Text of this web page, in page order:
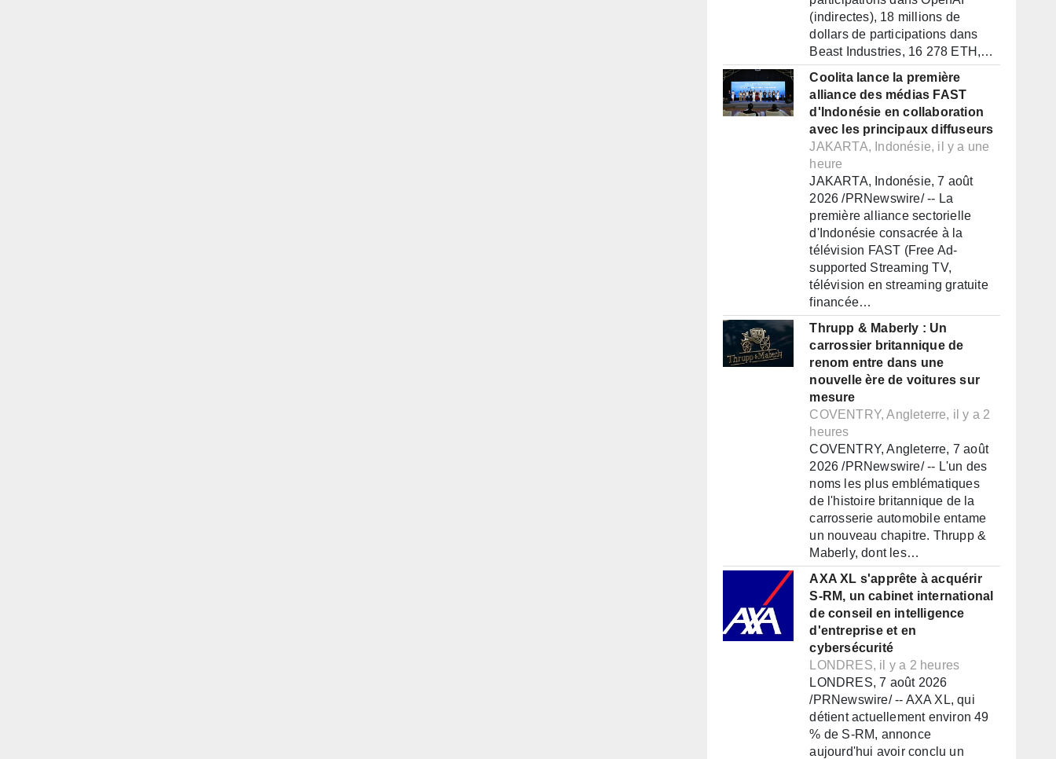
(indirectes), 18 millions de
dollars de participations dans
Beast Industries, 16 278 ETH,…
Coolita lance la première
alliance des médias FAST
d'Indonésie en collaboration
avec les principaux diffuseurs
JAKARTA, Indonésie, il y a une
heure
JAKARTA, Indonésie, 7 août
2026 /PRNewswire/ -- La
première alliance sectorielle
d'Indonésie consacrée à la
télévision FAST (Free Ad-
supported Streaming TV,
télévision en streaming gratuite
financée…
Thrupp & Maberly : Un
carrossier britannique de
renom entre dans une
nouvelle ère de voitures sur
mesure
COVENTRY, Angleterre, il y a 2
heures
COVENTRY, Angleterre, 7 août
2026 /PRNewswire/ -- L'un des
noms les plus emblématiques
de l'histoire britannique de la
carrosserie automobile entame
un nouveau chapitre. Thrupp &
Maberly, dont les…
AXA XL s'apprête à acquérir
S-RM, un cabinet international
de conseil en intelligence
d'entreprise et en
cybersécurité
LONDRES, il y a 2 heures
LONDRES, 7 août 2026
/PRNewswire/ -- AXA XL, qui
détient actuellement environ 49
% de S-RM, annonce
aujourd'hui avoir conclu un